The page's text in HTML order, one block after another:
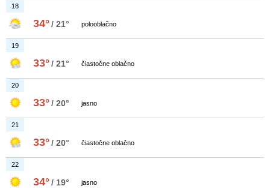
18
34°/ 21° polooblačno
19
33°/ 21° čiastočne oblačno
20
33°/ 20° jasno
21
33°/ 20° čiastočne oblačno
22
34°/ 19° jasno